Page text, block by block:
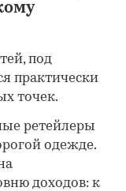
под
практически
точек.
ретейлеры
одежде.
доходов: к